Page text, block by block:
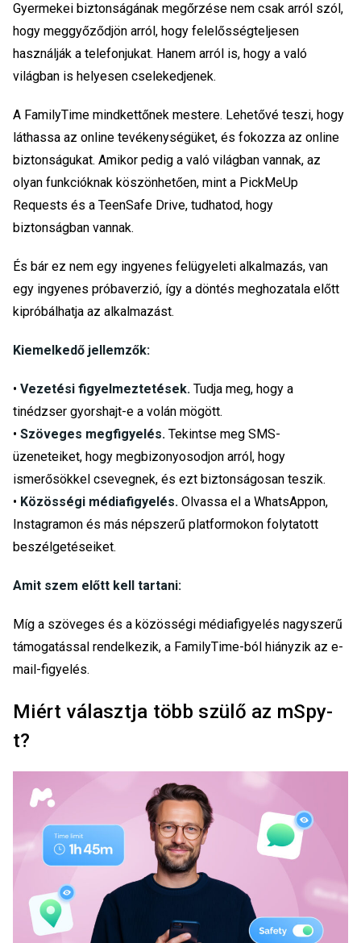
Gyermekei biztonságának megőrzése nem csak arról szól,
hogy meggyőződjön arról, hogy felelősségteljesen
használják a telefonjukat. Hanem arról is, hogy a való
világban is helyesen cselekedjenek.
A FamilyTime mindkettőnek mestere. Lehetővé teszi, hogy
láthassa az online tevékenységüket, és fokozza az online
biztonságukat. Amikor pedig a való világban vannak, az
olyan funkcióknak köszönhetően, mint a PickMeUp
Requests és a TeenSafe Drive, tudhatod, hogy
biztonságban vannak.
És bár ez nem egy ingyenes felügyeleti alkalmazás, van
egy ingyenes próbaverzió, így a döntés meghozatala előtt
kipróbálhatja az alkalmazást.
Kiemelkedő jellemzők:
• Vezetési figyelmeztetések. Tudja meg, hogy a
tinédzser gyorshajt-e a volán mögött.
• Szöveges megfigyelés. Tekintse meg SMS-
üzeneteiket, hogy megbizonyosodjon arról, hogy
ismerősökkel csevegnek, és ezt biztonságosan teszik.
• Közösségi médiafigyelés. Olvassa el a WhatsAppon,
Instagramon és más népszerű platformokon folytatott
beszélgetéseiket.
Amit szem előtt kell tartani:
Míg a szöveges és a közösségi médiafigyelés nagyszerű
támogatással rendelkezik, a FamilyTime-ból hiányzik az e-
mail-figyelés.
Miért választja több szülő az mSpy-
t?